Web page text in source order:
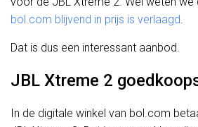
bol.com blijvend in prijs is verlaagd.
Dat is dus een interessant aanbod.
JBL Xtreme 2
In de digitale winkel van bol.com